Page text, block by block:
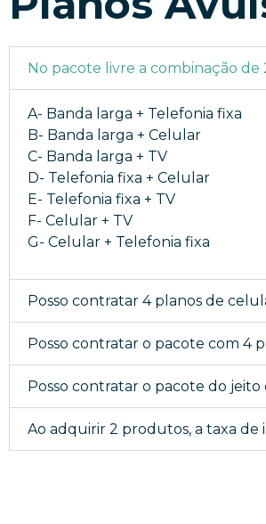
No pacote livre a combinação de
A- Banda larga + Telefonia fixa
B- Banda larga + Celular
C- Banda larga + TV
D- Telefonia fixa + Celular
E- Telefonia fixa + TV
F- Celular + TV
G- Celular + Telefonia fixa
Posso contratar 4 planos de
Posso contratar o pacote com 4
Posso contratar o pacote do
Ao adquirir 2 produtos, a taxa de